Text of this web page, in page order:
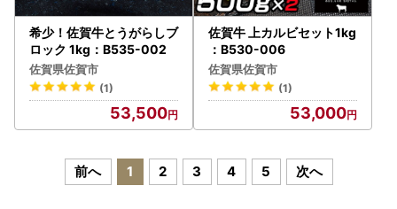
希少！佐賀牛とうがらしブ
ロック 1kg：B535-002
佐賀県佐賀市
(1)
53,500
佐賀牛 上カルビセット1kg
：B530-006
佐賀県佐賀市
(1)
53,000
前へ 1 2 3 4 5 次へ